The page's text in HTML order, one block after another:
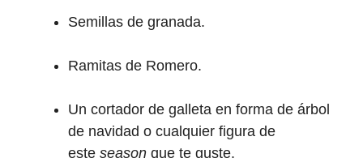
Semillas de granada.
Ramitas de Romero.
Un cortador de galleta en forma de árbol
de navidad o cualquier figura de
este season que te guste.